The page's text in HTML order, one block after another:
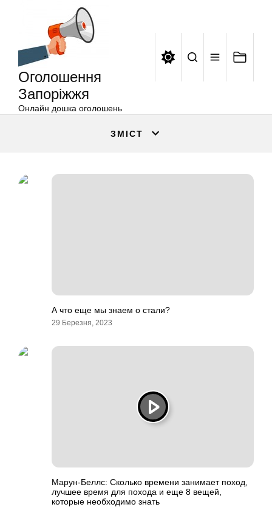
Оголошення
Запоріжжя
Онлайн дошка оголошень
ЗМІСТ
А что еще мы знаем о стали?
29 Березня, 2023
Марун-Беллс: Сколько времени занимает поход,
лучшее время для похода и еще 8 вещей,
которые необходимо знать